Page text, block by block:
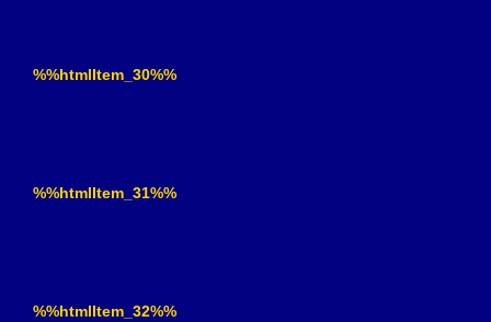
%%htmlItem_30%%
%%htmlItem_31%%
%%htmlItem_32%%